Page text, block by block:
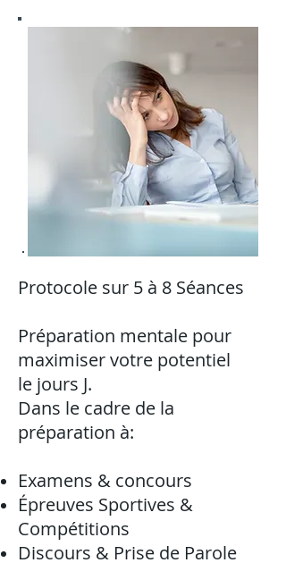
Protocole sur 5 à 8 Séances
Préparation mentale pour
maximiser votre potentiel
le jours J.
Dans le cadre de la
préparation à:
Examens & concours
Épreuves Sportives &
Compétitions
Discours & Prise de Parole